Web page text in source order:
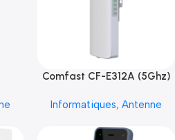
Comfast CF-E312A (5Ghz)
Informatiques, Antenne